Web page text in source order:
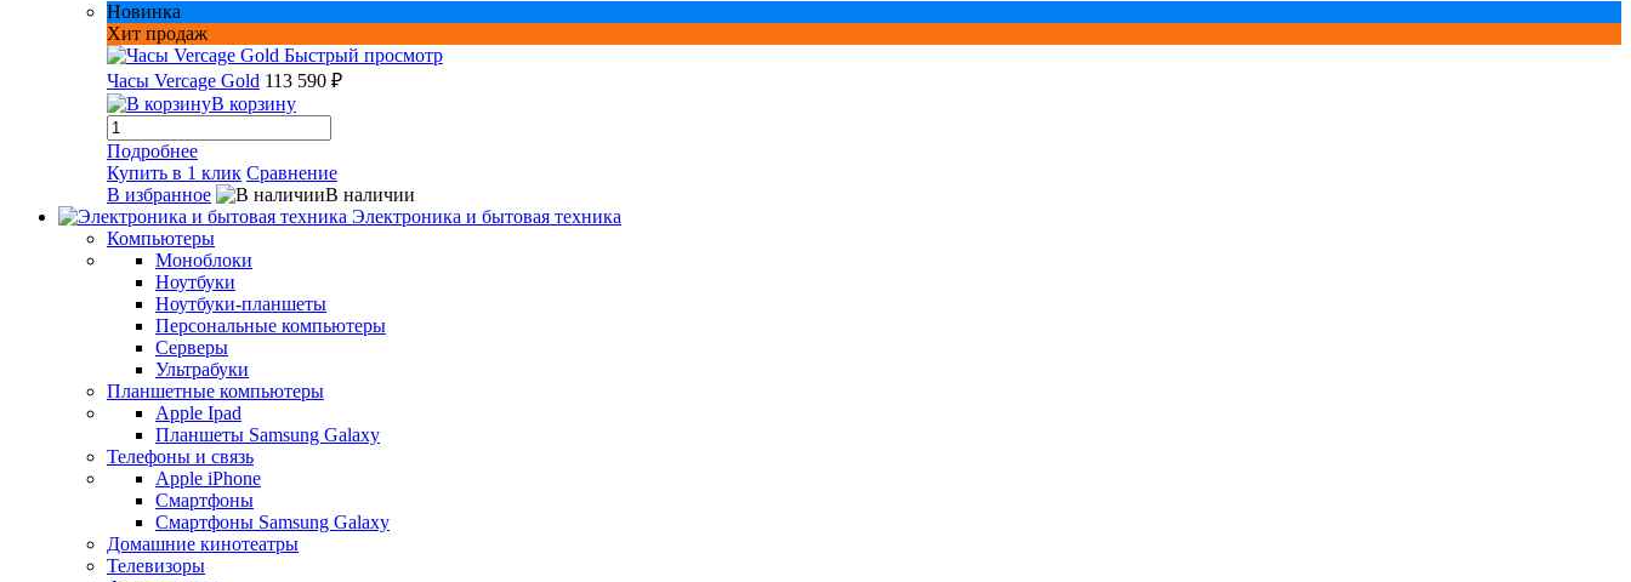
Новинка
Хит продаж
Быстрый просмотр
Часы Vercage Gold 113 590 ₽
В корзину
Подробнее
Купить в 1 клик Сравнение
В избранное
В наличии
Электроника и бытовая техника
Компьютеры
Моноблоки
Ноутбуки
Ноутбуки-планшеты
Персональные компьютеры
Серверы
Ультрабуки
Планшетные компьютеры
Apple Ipad
Планшеты Samsung Galaxy
Телефоны и связь
Apple iPhone
Смартфоны
Смартфоны Samsung Galaxy
Домашние кинотеатры
Телевизоры